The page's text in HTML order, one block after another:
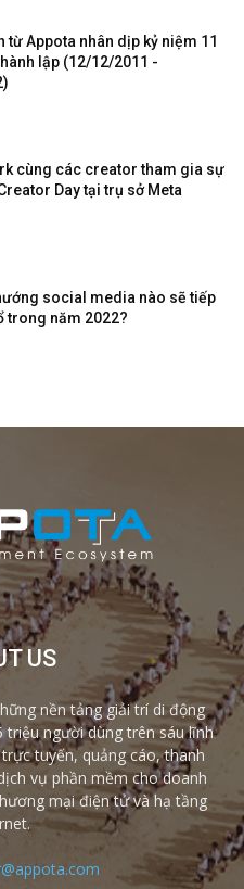
từ Appota nhân dịp kỷ niệm 11
lập (12/12/2011 -
cùng các creator tham gia sự
Day tại trụ sở Meta
social media nào sẽ tiếp
trong năm 2022?
US
nền tảng giải trí di động
người dùng trên sáu lĩnh
tuyến, quảng cáo, thanh
vụ phần mềm cho doanh
mại điện tử và hạ tầng